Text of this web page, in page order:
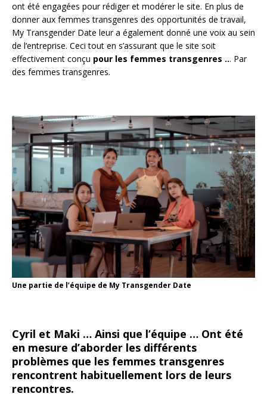
ont été engagées pour rédiger et modérer le site. En plus de
donner aux femmes transgenres des opportunités de travail,
My Transgender Date leur a également donné une voix au sein
de l’entreprise. Ceci tout en s’assurant que le site soit
effectivement conçu pour les femmes transgenres ... Par
des femmes transgenres.
Une partie de l’équipe de My Transgender Date
Cyril et Maki … Ainsi que l’équipe … Ont été
en mesure d’aborder les différents
problèmes que les femmes transgenres
rencontrent habituellement lors de leurs
rencontres.